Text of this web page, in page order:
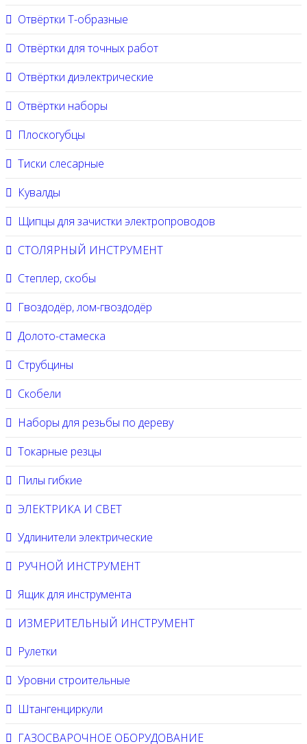
Отвёртки Т-образные
Отвёртки для точных работ
Отвёртки диэлектрические
Отвёртки наборы
Плоскогубцы
Тиски слесарные
Кувалды
Щипцы для зачистки электропроводов
СТОЛЯРНЫЙ ИНСТРУМЕНТ
Степлер, скобы
Гвоздодёр, лом-гвоздодёр
Долото-стамеска
Струбцины
Скобели
Наборы для резьбы по дереву
Токарные резцы
Пилы гибкие
ЭЛЕКТРИКА И СВЕТ
Удлинители электрические
РУЧНОЙ ИНСТРУМЕНТ
Ящик для инструмента
ИЗМЕРИТЕЛЬНЫЙ ИНСТРУМЕНТ
Рулетки
Уровни строительные
Штангенциркули
ГАЗОСВАРОЧНОЕ ОБОРУДОВАНИЕ